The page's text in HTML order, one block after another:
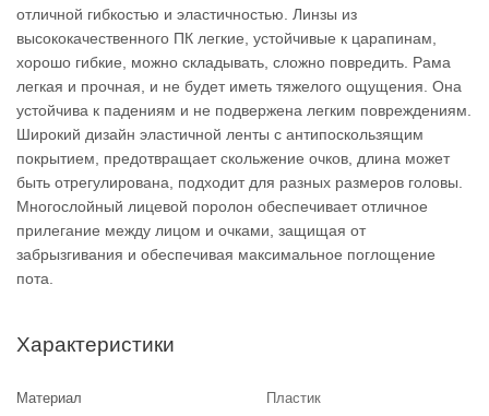
отличной гибкостью и эластичностью. Линзы из
высококачественного ПК легкие, устойчивые к царапинам,
хорошо гибкие, можно складывать, сложно повредить. Рама
легкая и прочная, и не будет иметь тяжелого ощущения. Она
устойчива к падениям и не подвержена легким повреждениям.
Широкий дизайн эластичной ленты с антипоскользящим
покрытием, предотвращает скольжение очков, длина может
быть отрегулирована, подходит для разных размеров головы.
Многослойный лицевой поролон обеспечивает отличное
прилегание между лицом и очками, защищая от
забрызгивания и обеспечивая максимальное поглощение
пота.
Характеристики
Материал
Пластик